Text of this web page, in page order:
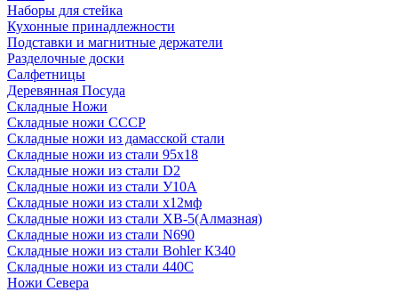
Наборы для стейка
Кухонные принадлежности
Подставки и магнитные держатели
Разделочные доски
Салфетницы
Деревянная Посуда
Складные Ножи
Cкладные ножи СССР
Складные ножи из дамасской стали
Складные ножи из стали 95х18
Складные ножи из стали D2
Складные ножи из стали У10А
Складные ножи из стали х12мф
Складные ножи из стали ХВ-5(Алмазная)
Складные ножи из стали N690
Складные ножи из стали Bohler К340
Складные ножи из стали 440С
Ножи Севера